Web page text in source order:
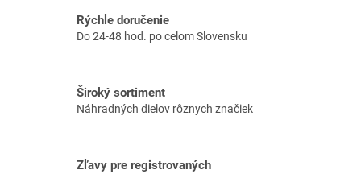
Rýchle doručenie
Do 24-48 hod. po celom Slovensku
Široký sortiment
Náhradných dielov rôznych značiek
Zľavy pre registrovaných